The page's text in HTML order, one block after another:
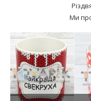
Ми